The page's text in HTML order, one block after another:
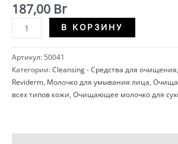
187,00 Br
Количество
Reviderm
Gentle
cleansing
milk
-
Нежное
(200
В КОРЗИНУ
Артикул: 50041
Категории:Cleansing - Средства для очищения,
Reviderm, Молочко для умывания лица,
всех типов кожи, Очищающее молочко для